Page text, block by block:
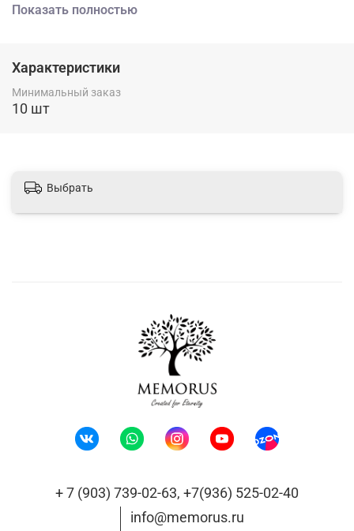
Показать полностью
Характеристики
Минимальный заказ
10 шт
Выбрать
+ 7 (903) 739-02-63, +7(936) 525-02-40
info@memorus.ru